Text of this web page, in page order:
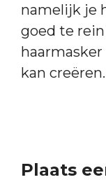
namelijk je
goed te
kan creëren.
Plaats